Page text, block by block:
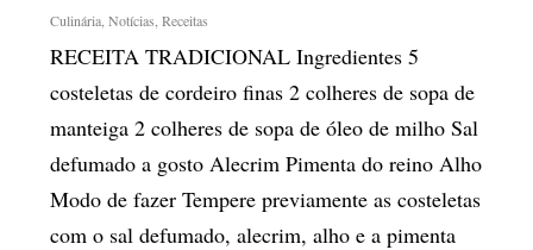
Culinária ,Notícias ,Receitas
RECEITA TRADICIONAL Ingredientes 5
costeletas de cordeiro finas 2 colheres de sopa de
manteiga 2 colheres de sopa de óleo de milho Sal
defumado a gosto Alecrim Pimenta do reino Alho
Modo de fazer Tempere previamente as costeletas
com o sal defumado, alecrim, alho e a pimenta